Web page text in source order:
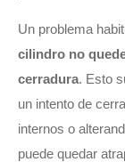
Un problema
cilindro no
cerradura. Esto
un intento de
internos o
puede quedar